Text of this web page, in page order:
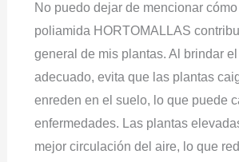
No puedo dejar de mencionar
poliamida HORTOMALLAS
general de mis plantas. Al brindar
adecuado, evita que las plantas
enreden en el suelo, lo que puede
enfermedades. Las plantas
mejor circulación del aire, lo que